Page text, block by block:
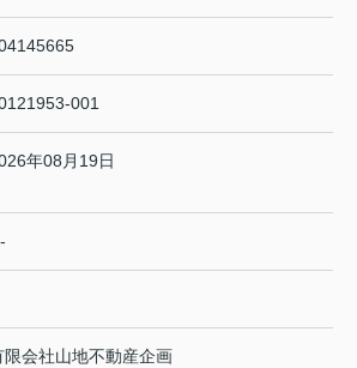
001
年08月19日
限会社山地不動産企画